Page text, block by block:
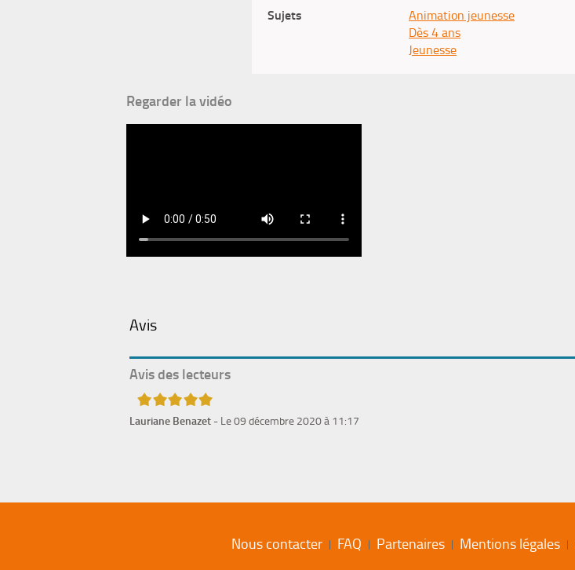
Sujets
Animation jeunesse
Dès 4 ans
Jeunesse
Regarder la vidéo
Avis
Avis des lecteurs
5/5
Lauriane Benazet - Le 09 décembre 2020 à 11:17
Nous contacter FAQ Partenaires Mentions légales